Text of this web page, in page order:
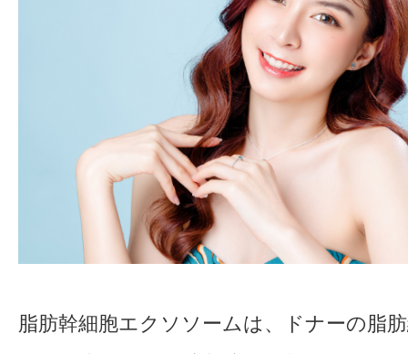
脂肪幹細胞エクソソームは、ドナーの脂